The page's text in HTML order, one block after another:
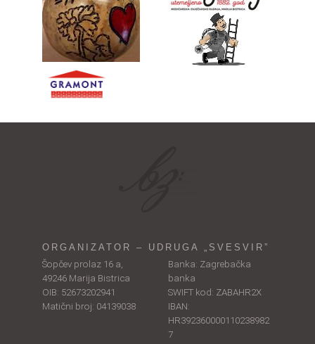
ORGANIZATOR – UDRUGA „SVESVIR”
Šopčev prolaz 16 a,
49246 Marija Bistrica
OIB: 52673202941
Matični broj: 04139038
Banka: Zagrebačka
banka
SWIFT kod: ZABAHR2X
IBAN:
HR392360000110238982
7